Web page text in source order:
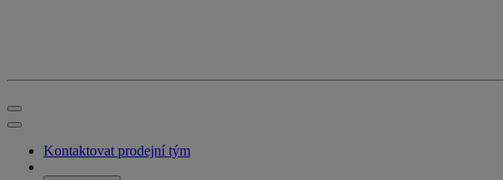
Kontaktovat prodejní tým